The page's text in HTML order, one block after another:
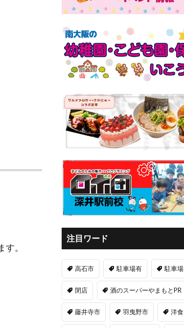
。
注目ワード
高石市 駐車場有 駐車場
閉店 酒のスーパーやまもとPR
藤井寺市 羽曳野市 洋食